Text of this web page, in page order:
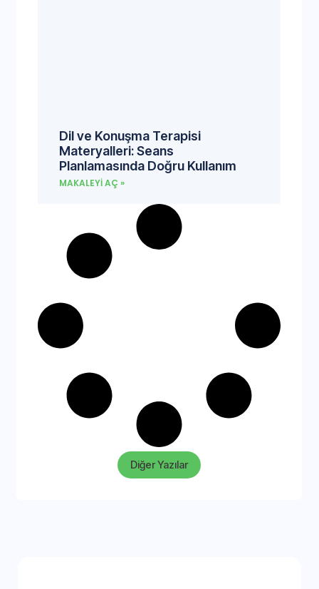
Dil ve Konuşma Terapisi
Materyalleri: Seans
Planlamasında Doğru Kullanım
MAKALEYI AÇ »
Diğer Yazılar